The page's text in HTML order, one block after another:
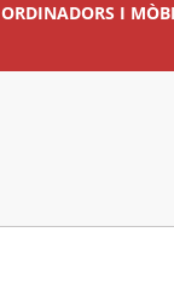
ORDINADORS I